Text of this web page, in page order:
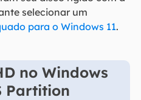
selecionar um
para o Windows 11.
no Windows
Partition